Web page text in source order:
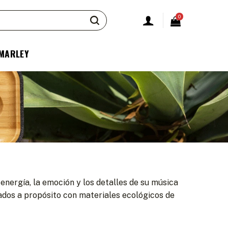
0
la emoción y los detalles de su música
a propósito con materiales ecológicos de